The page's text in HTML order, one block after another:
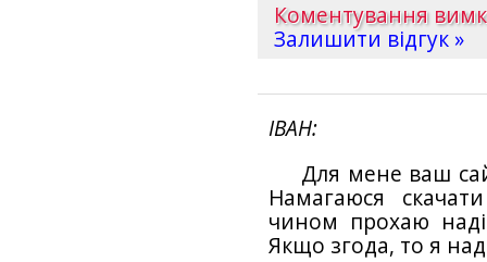
Коментування
Залишити відгук »
ІВАН
Для мене ваш
Намагаюся
чином прохаю
Якщо згода, то я